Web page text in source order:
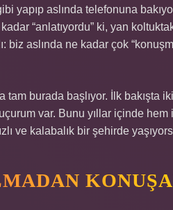
yapıp aslında telefonuna
“anlatıyordu” ki, yan
biz aslında ne kadar çok
tam burada başlıyor. İlk bakışta
var. Bunu yıllar içinde hem
ve kalabalık bir şehirde